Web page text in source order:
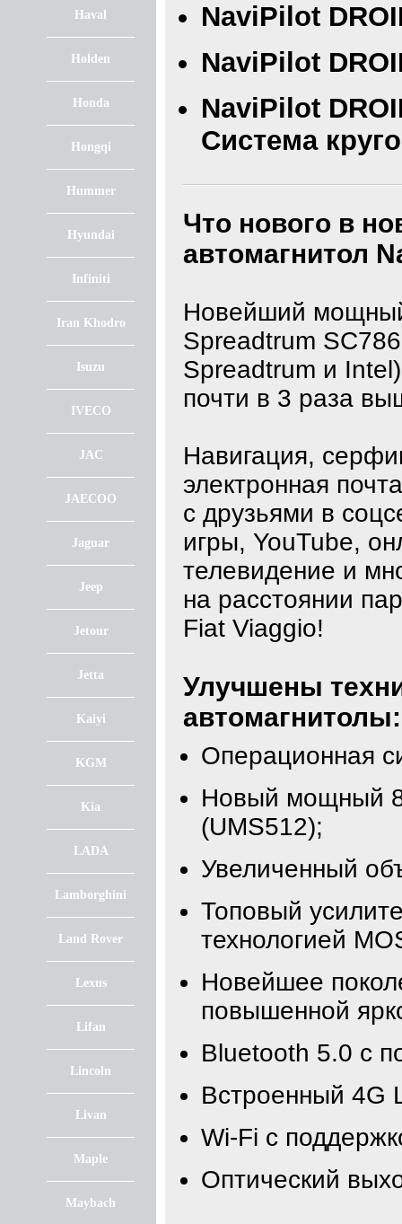
Haval
Holden
Honda
Hongqi
Hummer
Hyundai
Infiniti
Iran Khodro
Isuzu
IVECO
JAC
JAECOO
Jaguar
Jeep
Jetour
Jetta
Kaiyi
KGM
Kia
LADA
Lamborghini
Land Rover
Lexus
Lifan
Lincoln
Livan
Maple
Maybach
NaviPilot
NaviPilot
NaviPilot
Система
Что нового в
автомагнитол
Новейший
Spreadtrum
Spreadtrum и
почти в 3 раза
Навигация,
электронная
с друзьями в
игры, YouTube,
телевидение и
на расстоянии
Fiat Viaggio!
Улучшены
автомагнитолы:
Операционная
Новый мощный
(UMS512);
Увеличенный
Топовый
технологией
Новейшее
повышенной
Bluetooth 5.0 с
Встроенный 4G
Wi-Fi с
Оптический